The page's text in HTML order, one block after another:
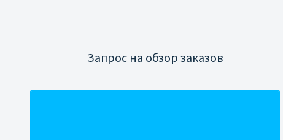
Запрос на обзор заказов